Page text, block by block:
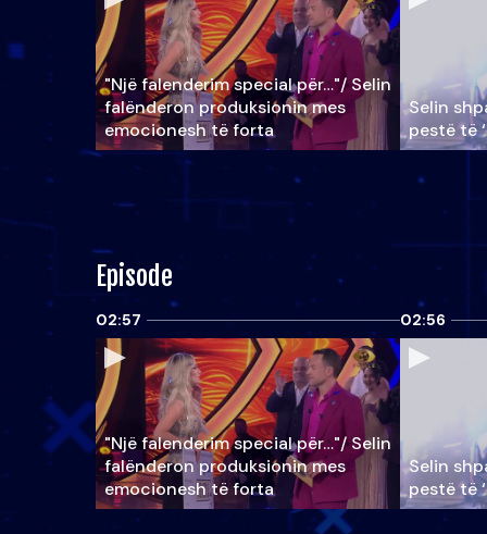
"Një falenderim special për…"/ Selin
falënderon produksionin mes
emocionesh të forta
Selin
pestë të
Episode
02:57
"Një falenderim special për…"/ Selin
falënderon produksionin mes
emocionesh të forta
02:56
Selin
pestë të